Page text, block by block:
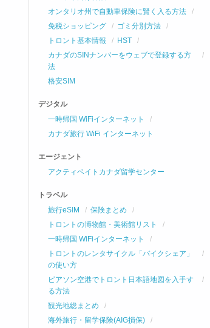
オンタリオ州で自動車保険に賢く入る方法
免税ショッピング
ゴミ分別方法
トロント基本情報
HST
カナダのSINナンバーをウェブで登録する方
法
格安SIM
デジタル
一時帰国 WiFiインターネット
カナダ旅行 WiFi インターネット
エージェント
アクティベイトカナダ留学センター
トラベル
旅行eSIM
保険まとめ
トロントの博物館・美術館リスト
一時帰国 WiFiインターネット
トロントのレンタサイクル「バイクシェア」
の使い方
ピアソン空港でトロント日本語地図を入手す
る方法
観光地総まとめ
海外旅行・留学保険(AIG損保)